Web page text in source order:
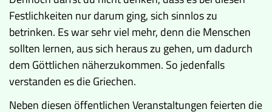
Festlichkeiten nur darum ging, sich sinnlos zu
betrinken. Es war sehr viel mehr, denn die Menschen
sollten lernen, aus sich heraus zu gehen, um dadurch
dem Göttlichen näherzukommen. So jedenfalls
verstanden es die Griechen.
Neben diesen öffentlichen Veranstaltungen feierten die